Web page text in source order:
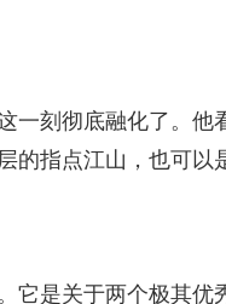
一刻彻底融化了。
的指点江山，也可
它是关于两个极其